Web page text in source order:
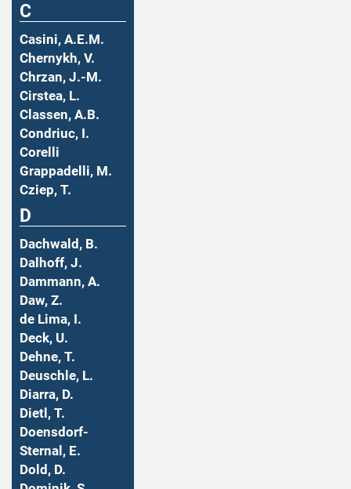
C
Casini, A.E.M.
Chernykh, V.
Chrzan, J.-M.
Cirstea, L.
Classen, A.B.
Condriuc, I.
Corelli
Grappadelli, M.
Cziep, T.
D
Dachwald, B.
Dalhoff, J.
Dammann, A.
Daw, Z.
de Lima, I.
Deck, U.
Dehne, T.
Deuschle, L.
Diarra, D.
Dietl, T.
Doensdorf-
Sternal, E.
Dold, D.